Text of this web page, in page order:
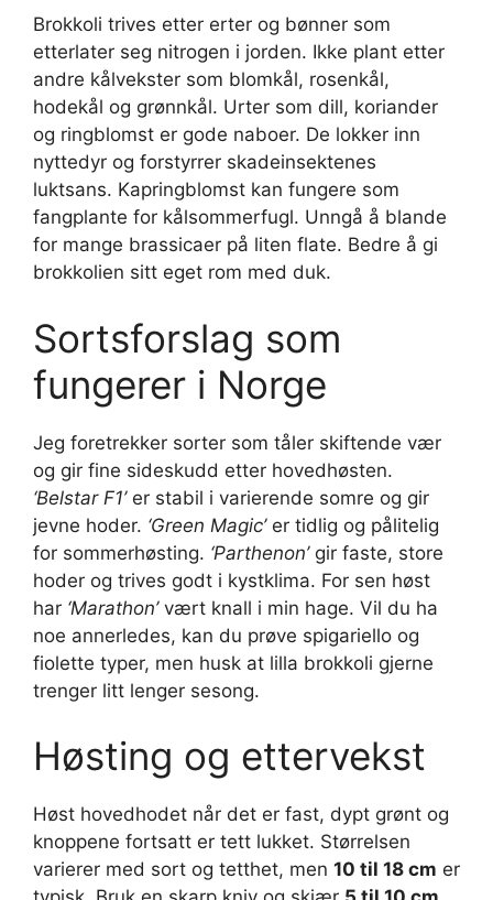
Brokkoli trives etter erter og bønner som
etterlater seg nitrogen i jorden. Ikke plant etter
andre kålvekster som blomkål, rosenkål,
hodekål og grønnkål. Urter som dill, koriander
og ringblomst er gode naboer. De lokker inn
nyttedyr og forstyrrer skadeinsektenes
luktsans. Kapringblomst kan fungere som
fangplante for kålsommerfugl. Unngå å blande
for mange brassicaer på liten flate. Bedre å gi
brokkolien sitt eget rom med duk.
Sortsforslag som
fungerer i Norge
Jeg foretrekker sorter som tåler skiftende vær
og gir fine sideskudd etter hovedhøsten.
‘Belstar F1’er stabil i varierende somre og gir
jevne hoder. ‘Green Magic’er tidlig og pålitelig
for sommerhøsting. ‘Parthenon’gir faste, store
hoder og trives godt i kystklima. For sen høst
har ‘Marathon’vært knall i min hage. Vil du ha
noe annerledes, kan du prøve spigariello og
fiolette typer, men husk at lilla brokkoli gjerne
trenger litt lenger sesong.
Høsting og ettervekst
Høst hovedhodet når det er fast, dypt grønt og
knoppene fortsatt er tett lukket. Størrelsen
varierer med sort og tetthet, men 10 til 18 cm er